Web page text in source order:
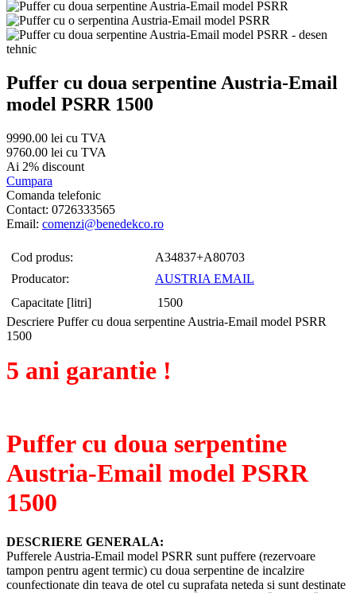
Puffer cu doua serpentine Austria-Email
model PSRR 1500
9990.00 lei cu TVA
9760.00 lei cu TVA
Ai 2% discount
Cumpara
Comanda telefonic
Contact: 0726333565
Email: comenzi@benedekco.ro
Cod produs:
A34837+A80703
Producator:
AUSTRIA EMAIL
Capacitate [litri]
1500
Descriere Puffer cu doua serpentine Austria-Email model PSRR
1500
5 ani garantie !
Puffer cu doua serpentine
Austria-Email model PSRR
1500
DESCRIERE GENERALA:
Pufferele Austria-Email model PSRR sunt puffere (rezervoare
tampon pentru agent termic) cu doua serpentine de incalzire
counfectionate din teava de otel cu suprafata neteda si sunt destinate